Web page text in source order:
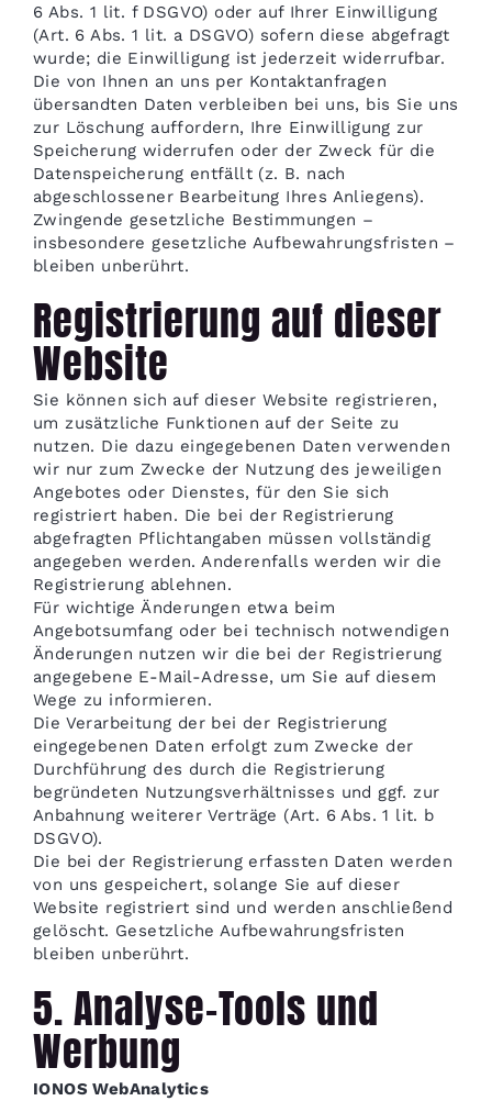
6 Abs. 1 lit. f DSGVO) oder auf Ihrer Einwilligung
(Art. 6 Abs. 1 lit. a DSGVO) sofern diese abgefragt
wurde; die Einwilligung ist jederzeit widerrufbar.
Die von Ihnen an uns per Kontaktanfragen
übersandten Daten verbleiben bei uns, bis Sie uns
zur Löschung auffordern, Ihre Einwilligung zur
Speicherung widerrufen oder der Zweck für die
Datenspeicherung entfällt (z. B. nach
abgeschlossener Bearbeitung Ihres Anliegens).
Zwingende gesetzliche Bestimmungen –
insbesondere gesetzliche Aufbewahrungsfristen –
bleiben unberührt.
Registrierung auf dieser
Website
Sie können sich auf dieser Website registrieren,
um zusätzliche Funktionen auf der Seite zu
nutzen. Die dazu eingegebenen Daten verwenden
wir nur zum Zwecke der Nutzung des jeweiligen
Angebotes oder Dienstes, für den Sie sich
registriert haben. Die bei der Registrierung
abgefragten Pflichtangaben müssen vollständig
angegeben werden. Anderenfalls werden wir die
Registrierung ablehnen.
Für wichtige Änderungen etwa beim
Angebotsumfang oder bei technisch notwendigen
Änderungen nutzen wir die bei der Registrierung
angegebene E-Mail-Adresse, um Sie auf diesem
Wege zu informieren.
Die Verarbeitung der bei der Registrierung
eingegebenen Daten erfolgt zum Zwecke der
Durchführung des durch die Registrierung
begründeten Nutzungsverhältnisses und ggf. zur
Anbahnung weiterer Verträge (Art. 6 Abs. 1 lit. b
DSGVO).
Die bei der Registrierung erfassten Daten werden
von uns gespeichert, solange Sie auf dieser
Website registriert sind und werden anschließend
gelöscht. Gesetzliche Aufbewahrungsfristen
bleiben unberührt.
5. Analyse-Tools und
Werbung
IONOS WebAnalytics